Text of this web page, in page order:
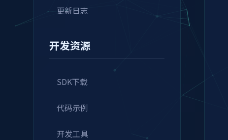
更新日志
开发资源
SDK下载
代码示例
开发工具